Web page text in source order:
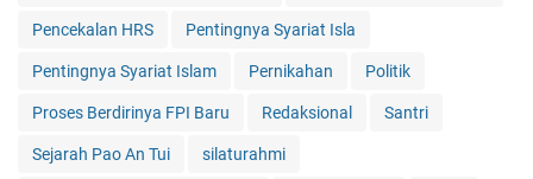
Pencekalan HRS Pentingnya Syariat Isla
Pentingnya Syariat Islam Pernikahan Politik
Proses Berdirinya FPI Baru Redaksional Santri
Sejarah Pao An Tui silaturahmi